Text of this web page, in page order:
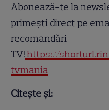
Abonează-te la
primești direct pe
recomandări
TV! https://
tvmania
Citește și: